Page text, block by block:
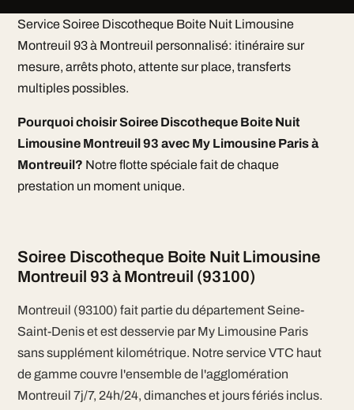
Service Soiree Discotheque Boite Nuit Limousine
Montreuil 93 à Montreuil personnalisé: itinéraire sur
mesure, arrêts photo, attente sur place, transferts
multiples possibles.
Pourquoi choisir Soiree Discotheque Boite Nuit
Limousine Montreuil 93 avec My Limousine Paris à
Montreuil? Notre flotte spéciale fait de chaque
prestation un moment unique.
Soiree Discotheque Boite Nuit Limousine
Montreuil 93 à Montreuil (93100)
Montreuil (93100) fait partie du département Seine-
Saint-Denis et est desservie par My Limousine Paris
sans supplément kilométrique. Notre service VTC haut
de gamme couvre l'ensemble de l'agglomération
Montreuil 7j/7, 24h/24, dimanches et jours fériés inclus.